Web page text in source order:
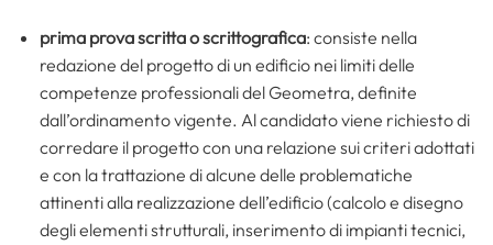
prima prova scritta o scrittografica: consiste nella
redazione del progetto di un edificio nei limiti delle
competenze professionali del Geometra, definite
dall’ordinamento vigente. Al candidato viene richiesto di
corredare il progetto con una relazione sui criteri adottati
e con la trattazione di alcune delle problematiche
attinenti alla realizzazione dell’edificio (calcolo e disegno
degli elementi strutturali, inserimento di impianti tecnici,